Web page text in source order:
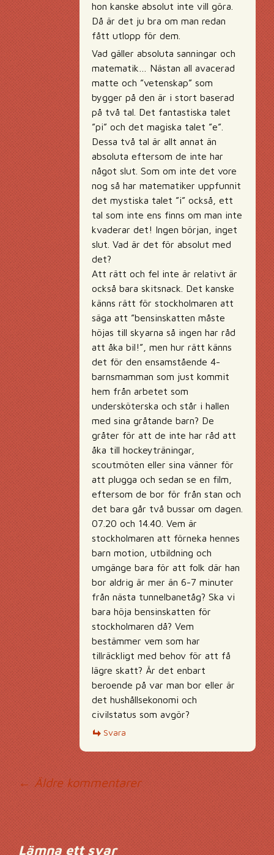
hon kanske absolut inte vill göra.
Då är det ju bra om man redan
fått utlopp för dem.
Vad gäller absoluta sanningar och
matematik… Nästan all avacerad
matte och ”vetenskap” som
bygger på den är i stort baserad
på två tal. Det fantastiska talet
”pi” och det magiska talet ”e”.
Dessa två tal är allt annat än
absoluta eftersom de inte har
något slut. Som om inte det vore
nog så har matematiker uppfunnit
det mystiska talet ”i” också, ett
tal som inte ens finns om man inte
kvaderar det! Ingen början, inget
slut. Vad är det för absolut med
det?
Att rätt och fel inte är relativt är
också bara skitsnack. Det kanske
känns rätt för stockholmaren att
säga att ”bensinskatten måste
höjas till skyarna så ingen har råd
att åka bil!”, men hur rätt känns
det för den ensamstående 4-
barnsmamman som just kommit
hem från arbetet som
undersköterska och står i hallen
med sina gråtande barn? De
gråter för att de inte har råd att
åka till hockeyträningar,
scoutmöten eller sina vänner för
att plugga och sedan se en film,
eftersom de bor för från stan och
det bara går två bussar om dagen.
07.20 och 14.40. Vem är
stockholmaren att förneka hennes
barn motion, utbildning och
umgänge bara för att folk där han
bor aldrig är mer än 6-7 minuter
från nästa tunnelbanetåg? Ska vi
bara höja bensinskatten för
stockholmaren då? Vem
bestämmer vem som har
tillräckligt med behov för att få
lägre skatt? Är det enbart
beroende på var man bor eller är
det hushållsekonomi och
civilstatus som avgör?
Svara
← Äldre kommentarer
Lämna ett svar